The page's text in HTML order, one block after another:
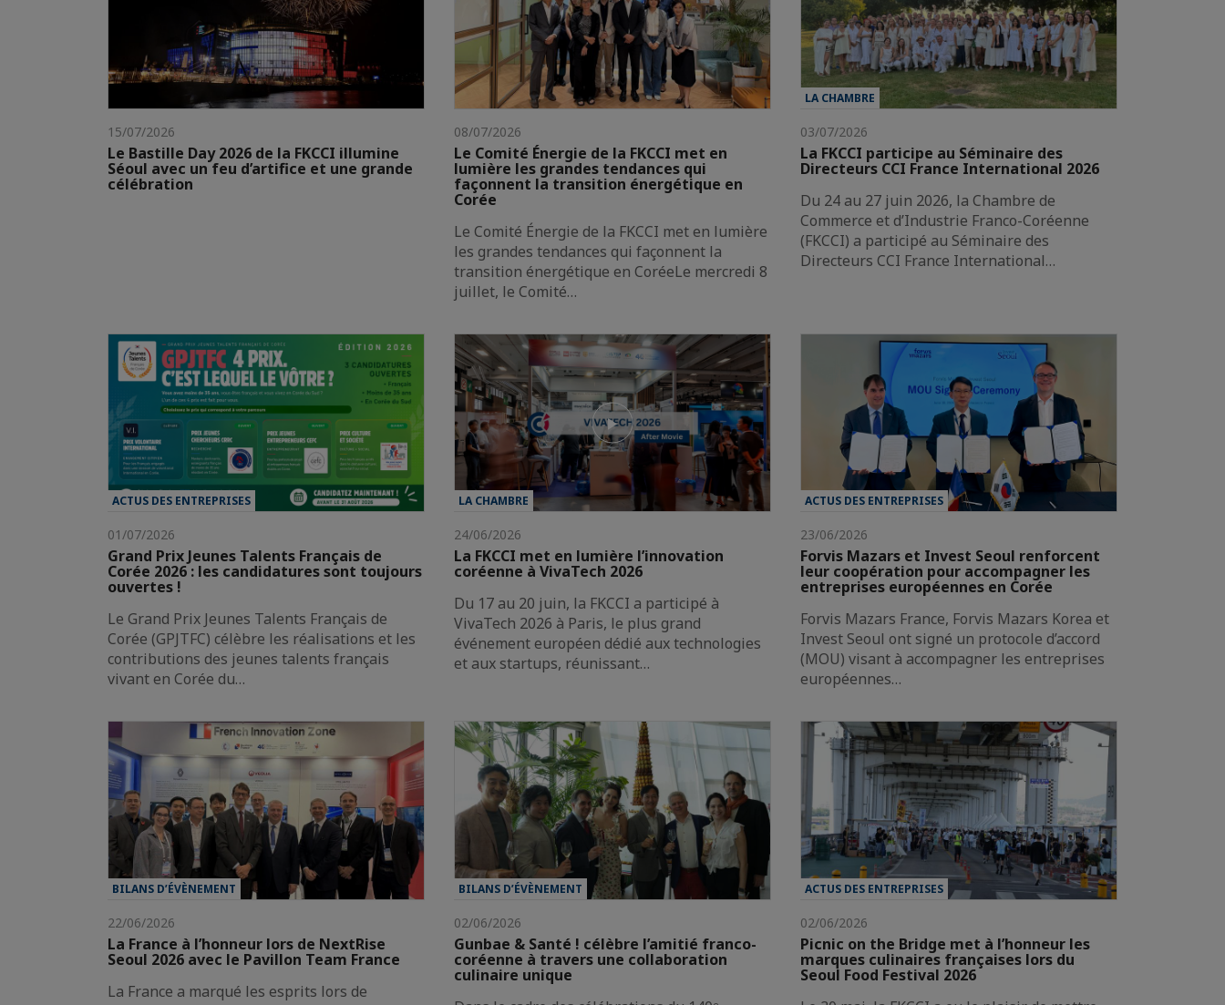
15/07/2026
Le Bastille Day 2026 de la FKCCI illumine
Séoul avec un feu d’artifice et une grande
célébration
08/07/2026
Le Comité Énergie de la FKCCI met en
lumière les grandes tendances qui
façonnent la transition énergétique en
Corée
Le Comité Énergie de la FKCCI met en lumière
les grandes tendances qui façonnent la
transition énergétique en CoréeLe mercredi 8
juillet, le Comité…
LA CHAMBRE
03/07/2026
La FKCCI participe au Séminaire des
Directeurs CCI France International 2026
Du 24 au 27 juin 2026, la Chambre de
Commerce et d’Industrie Franco-Coréenne
(FKCCI) a participé au Séminaire des
Directeurs CCI France International…
ACTUS DES ENTREPRISES
01/07/2026
Grand Prix Jeunes Talents Français de
Corée 2026 : les candidatures sont toujours
ouvertes !
Le Grand Prix Jeunes Talents Français de
Corée (GPJTFC) célèbre les réalisations et les
contributions des jeunes talents français
vivant en Corée du…
LA CHAMBRE
24/06/2026
La FKCCI met en lumière l’innovation
coréenne à VivaTech 2026
Du 17 au 20 juin, la FKCCI a participé à
VivaTech 2026 à Paris, le plus grand
événement européen dédié aux technologies
et aux startups, réunissant…
ACTUS DES ENTREPRISES
23/06/2026
Forvis Mazars et Invest Seoul renforcent
leur coopération pour accompagner les
entreprises européennes en Corée
Forvis Mazars France, Forvis Mazars Korea et
Invest Seoul ont signé un protocole d’accord
(MOU) visant à accompagner les entreprises
européennes…
BILANS D’ÉVÈNEMENT
22/06/2026
La France à l’honneur lors de NextRise
Seoul 2026 avec le Pavillon Team France
La France a marqué les esprits lors de
BILANS D’ÉVÈNEMENT
02/06/2026
Gunbae & Santé ! célèbre l’amitié franco-
coréenne à travers une collaboration
culinaire unique
ACTUS DES ENTREPRISES
02/06/2026
Picnic on the Bridge met à l’honneur les
marques culinaires françaises lors du
Seoul Food Festival 2026